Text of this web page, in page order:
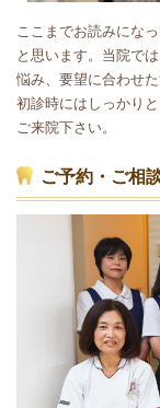
ここまでお読みにな
と思います。当院で
悩み、要望に合わせた
初診時にはしっかり
ご来院下さい。
ご予約・ご相